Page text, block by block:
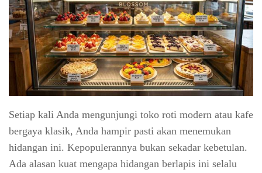
Setiap kali Anda mengunjungi toko roti modern atau kafe
bergaya klasik, Anda hampir pasti akan menemukan
hidangan ini. Kepopulerannya bukan sekadar kebetulan.
Ada alasan kuat mengapa hidangan berlapis ini selalu